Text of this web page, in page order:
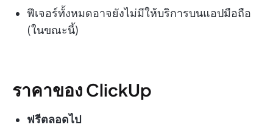
ฟีเจอร์ทั้งหมดอาจยังไม่มีให้บริการบนแอปมือถือ
(ในขณะนี้)
ราคาของ ClickUp
ฟรีตลอดไป